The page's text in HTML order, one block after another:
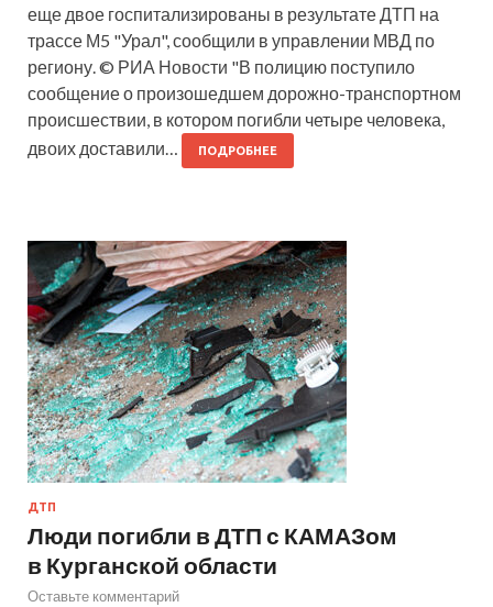
еще двое госпитализированы в результате ДТП на
трассе М5 "Урал", сообщили в управлении МВД по
региону. © РИА Новости "В полицию поступило
сообщение о произошедшем дорожно-транспортном
происшествии, в котором погибли четыре человека,
двоих доставили…
ПОДРОБНЕЕ
ДТП
Люди погибли в ДТП с КАМАЗом
в Курганской области
Оставьте комментарий